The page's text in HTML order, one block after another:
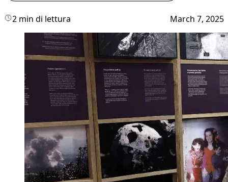
2 min di lettura March 7, 2025